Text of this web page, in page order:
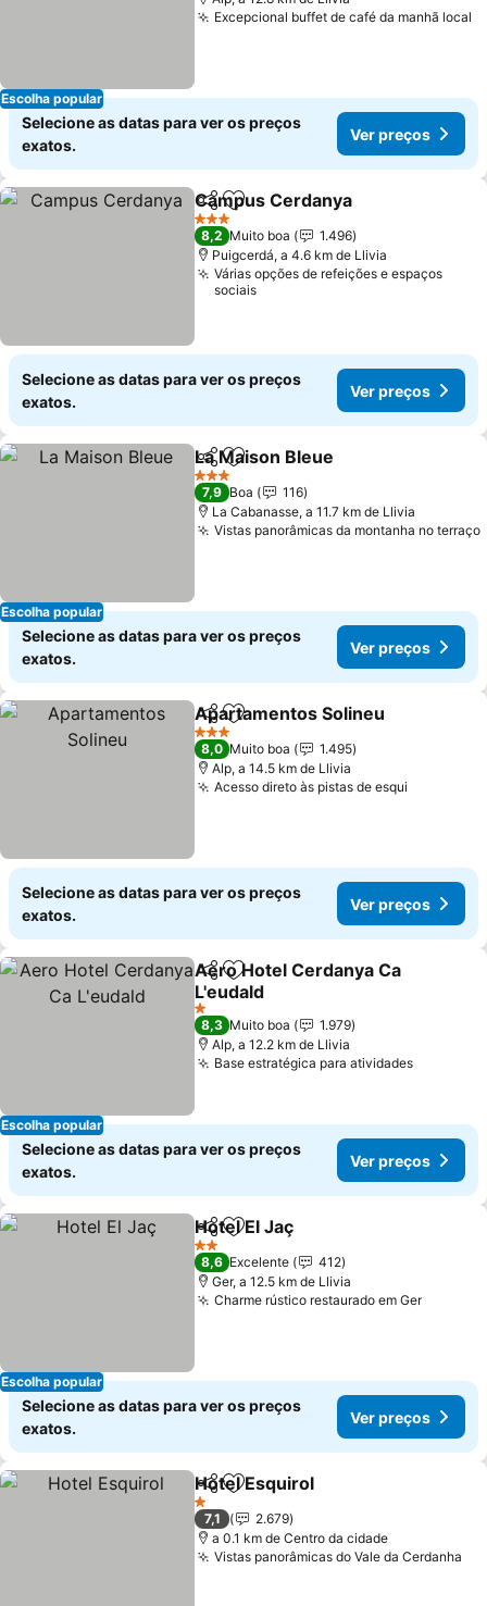
Escolha popular
Excepcional buffet de café da manhã local
Selecione as datas para ver os preços
exatos.
Ver preços
PartilharAdicionar aos favoritos
Campus Cerdanya
3 Estrelas
8,2 Muito boa
1.496
Puigcerdá, a 4.6 km de Llivia
Várias opções de refeições e espaços
sociais
Selecione as datas para ver os preços
exatos.
Ver preços
Escolha popular
PartilharAdicionar aos favoritos
La Maison Bleue
3 Estrelas
7,9 Boa
116
La Cabanasse, a 11.7 km de Llivia
Vistas panorâmicas da montanha no terraço
Selecione as datas para ver os preços
exatos.
Ver preços
PartilharAdicionar aos favoritos
Apartamentos Solineu
3 Estrelas
8,0 Muito boa
1.495
Alp, a 14.5 km de Llivia
Acesso direto às pistas de esqui
Selecione as datas para ver os preços
exatos.
Ver preços
Escolha popular
PartilharAdicionar aos favoritos
Aero Hotel Cerdanya Ca
L'eudald
Ver preços
1 Estrelas
8,3 Muito boa
1.979
Alp, a 12.2 km de Llivia
Base estratégica para atividadesVer
Selecione as datas para ver os preços
exatos.
Ver preços
Escolha popular
PartilharAdicionar aos favoritos
Hotel El Jaç
2 Estrelas
8,6 Excelente
412
Ger, a 12.5 km de Llivia
Charme rústico restaurado em GerVer
Selecione as datas para ver os preços
exatos.
Ver preços
PartilharAdicionar aos favoritos
Hotel Esquirol
1 Estrelas
7,1
2.679
a 0.1 km de Centro da cidade
Vistas panorâmicas do Vale da Cerdanha